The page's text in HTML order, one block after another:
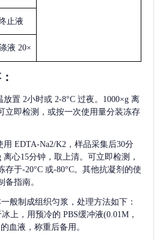
止液
液 20×
：
放置 2小时或 2-8°C 过夜。1000×g 离
立即检测，或按一次使用量分装冻存
用 EDTA-Na2/K2，样品采集后30分
离心15分钟，取上清。可立即检测，
存于-20°C 或-80°C。其他抗凝剂的使
备指南。
般制成组织匀浆，处理方法如下：
上，用预冷的 PBS缓冲液(0.01M，
血液，称重后备用。